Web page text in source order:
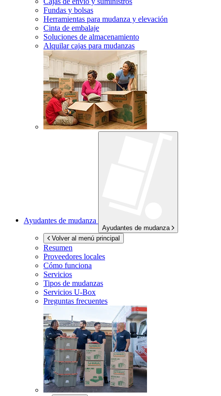
Fundas y bolsas
Herramientas para mudanza y elevación
Cinta de embalaje
Soluciones de almacenamiento
Alquilar cajas para mudanzas
Ayudantes de mudanza
Ayudantes de mudanza
Volver al menú principal
Resumen
Proveedores locales
Cómo funciona
Servicios
Tipos de mudanzas
Servicios U-Box
Preguntas frecuentes